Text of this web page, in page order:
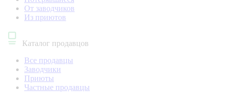
От заводчиков
Из приютов
Каталог продавцов
Все продавцы
Заводчики
Приюты
Частные продавцы